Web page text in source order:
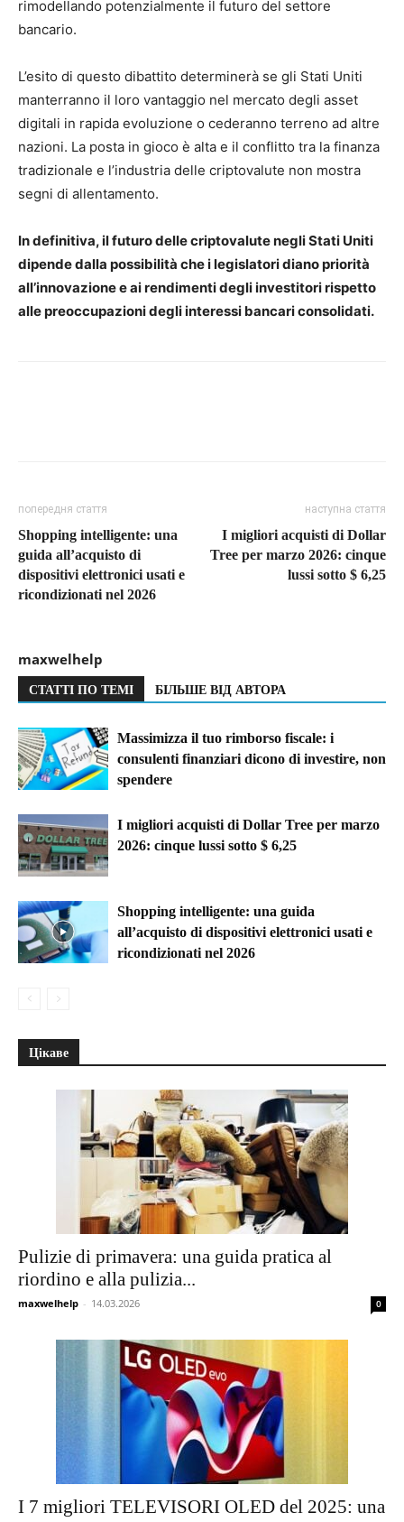
rimodellando potenzialmente il futuro del settore
bancario.
L’esito di questo dibattito determinerà se gli Stati Uniti
manterranno il loro vantaggio nel mercato degli asset
digitali in rapida evoluzione o cederanno terreno ad altre
nazioni. La posta in gioco è alta e il conflitto tra la finanza
tradizionale e l’industria delle criptovalute non mostra
segni di allentamento.
In definitiva, il futuro delle criptovalute negli Stati Uniti
dipende dalla possibilità che i legislatori diano priorità
all’innovazione e ai rendimenti degli investitori rispetto
alle preoccupazioni degli interessi bancari consolidati.
попередня стаття
Shopping intelligente: una
guida all’acquisto di
dispositivi elettronici usati e
ricondizionati nel 2026
наступна стаття
I migliori acquisti di Dollar
Tree per marzo 2026: cinque
lussi sotto $ 6,25
maxwelhelp
СТАТТІ ПО ТЕМІ БІЛЬШЕ ВІД АВТОРА
Massimizza il tuo rimborso fiscale: i
consulenti finanziari dicono di investire, non
spendere
I migliori acquisti di Dollar Tree per marzo
2026: cinque lussi sotto $ 6,25
Shopping intelligente: una guida
all’acquisto di dispositivi elettronici usati e
ricondizionati nel 2026
Цікаве
Pulizie di primavera: una guida pratica al
riordino e alla pulizia...
maxwelhelp - 14.03.2026 0
I 7 migliori TELEVISORI OLED del 2025: una